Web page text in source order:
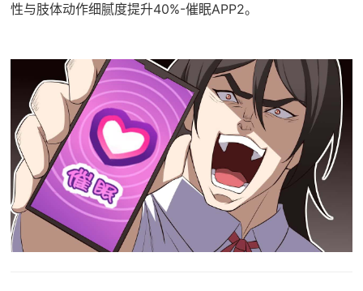
性与肢体动作细腻度提升40%-催眠APP2。